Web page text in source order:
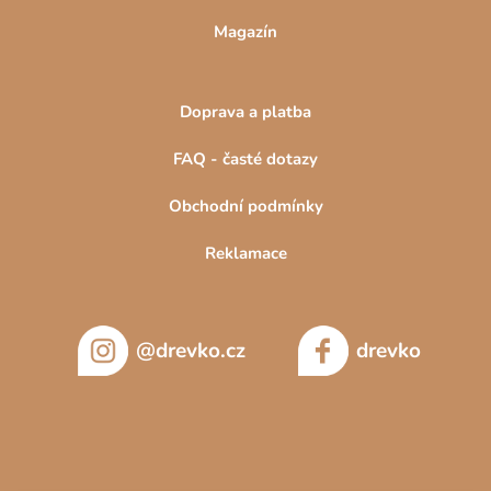
Magazín
Doprava a platba
FAQ - časté dotazy
Obchodní podmínky
Reklamace
@drevko.cz drevko